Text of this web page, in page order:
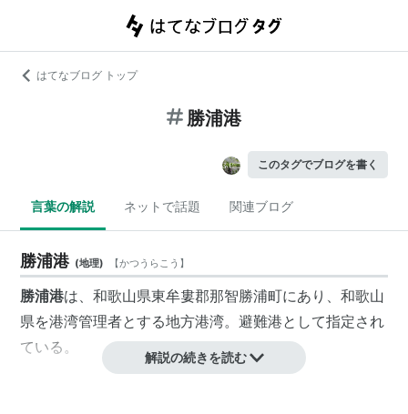
はてなブログ トップ
勝浦港
このタグでブログを書く
言葉の解説 ネットで話題 関連ブログ
勝浦港 (地理) 【かつうらこう 】
勝浦港は、和歌山県東牟婁郡那智勝浦町にあり、和歌山
県を港湾管理者とする地方港湾。避難港として指定され
ている。
解説の続きを読む